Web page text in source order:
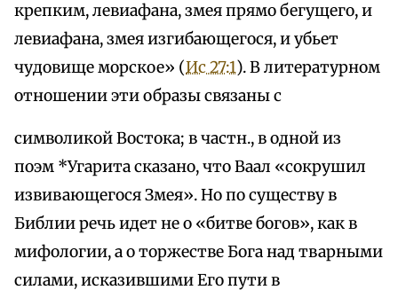
крепким, левиафана, змея прямо бегущего, и
левиафана, змея изгибающегося, и убьет
чудовище морское» (Ис 27:1). В литературном
отношении эти образы связаны с
символикой Востока; в частн., в одной из
поэм *Угарита сказано, что Ваал «сокрушил
извивающегося Змея». Но по существу в
Библии речь идет не о «битве богов», как в
мифологии, а о торжестве Бога над тварными
силами, исказившими Его пути в